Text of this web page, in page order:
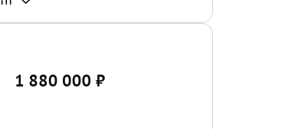
1 880 000 ₽